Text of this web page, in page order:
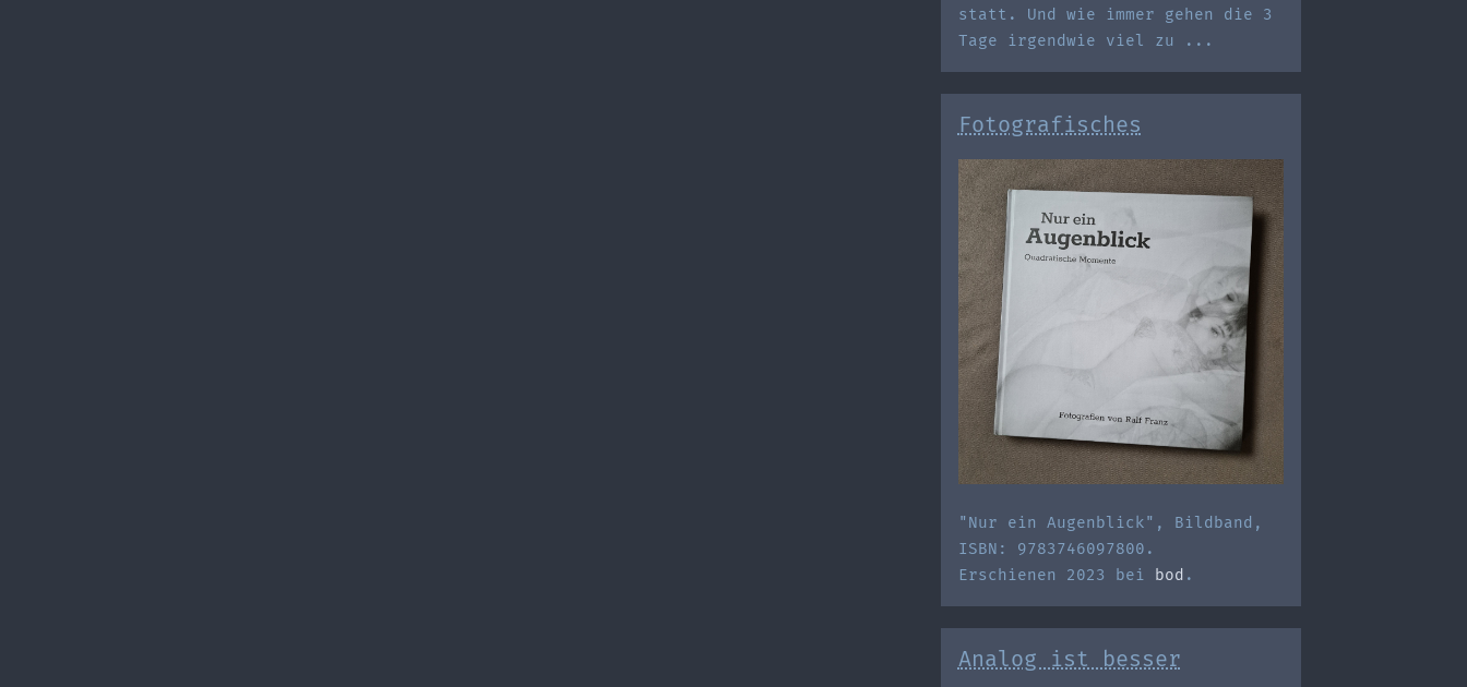
statt. Und wie immer gehen die 3
Tage irgendwie viel zu ...
Fotografisches
"Nur ein Augenblick", Bildband,
ISBN: 9783746097800.
Erschienen 2023 bei
bod .
Analog ist besser